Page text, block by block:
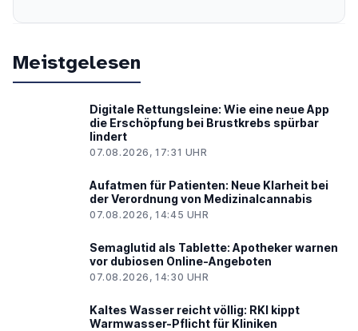
Meistgelesen
Digitale Rettungsleine: Wie eine neue App
die Erschöpfung bei Brustkrebs spürbar
lindert
07.08.2026, 17:31 UHR
Aufatmen für Patienten: Neue Klarheit bei
der Verordnung von Medizinalcannabis
07.08.2026, 14:45 UHR
Semaglutid als Tablette: Apotheker warnen
vor dubiosen Online-Angeboten
07.08.2026, 14:30 UHR
Kaltes Wasser reicht völlig: RKI kippt
Warmwasser-Pflicht für Kliniken